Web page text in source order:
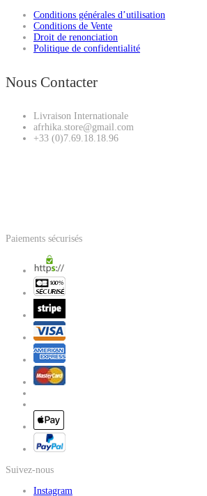
Conditions générales d’utilisation
Conditions de Vente
Droit de renonciation
Politique de confidentialité
Nous Contacter
Livraison Internationale
afrhika.store@gmail.com
+33 (0)7.69.18.18.96
Paiements sécurisés
Suivez-nous
Instagram